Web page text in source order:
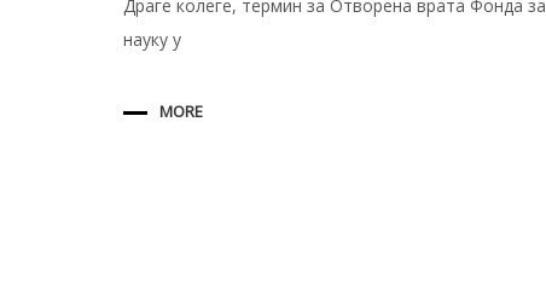
Драге колеге, термин за Отворена врата Фонда за
науку у
MORE